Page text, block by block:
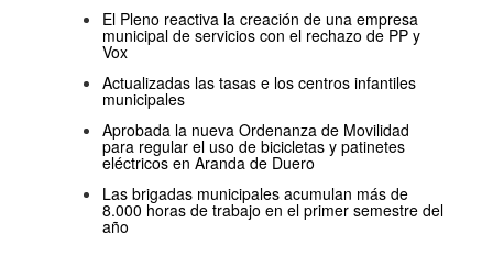
El Pleno reactiva la creación de una empresa
municipal de servicios con el rechazo de PP y
Vox
Actualizadas las tasas e los centros infantiles
municipales
Aprobada la nueva Ordenanza de Movilidad
para regular el uso de bicicletas y patinetes
eléctricos en Aranda de Duero
Las brigadas municipales acumulan más de
8.000 horas de trabajo en el primer semestre del
año